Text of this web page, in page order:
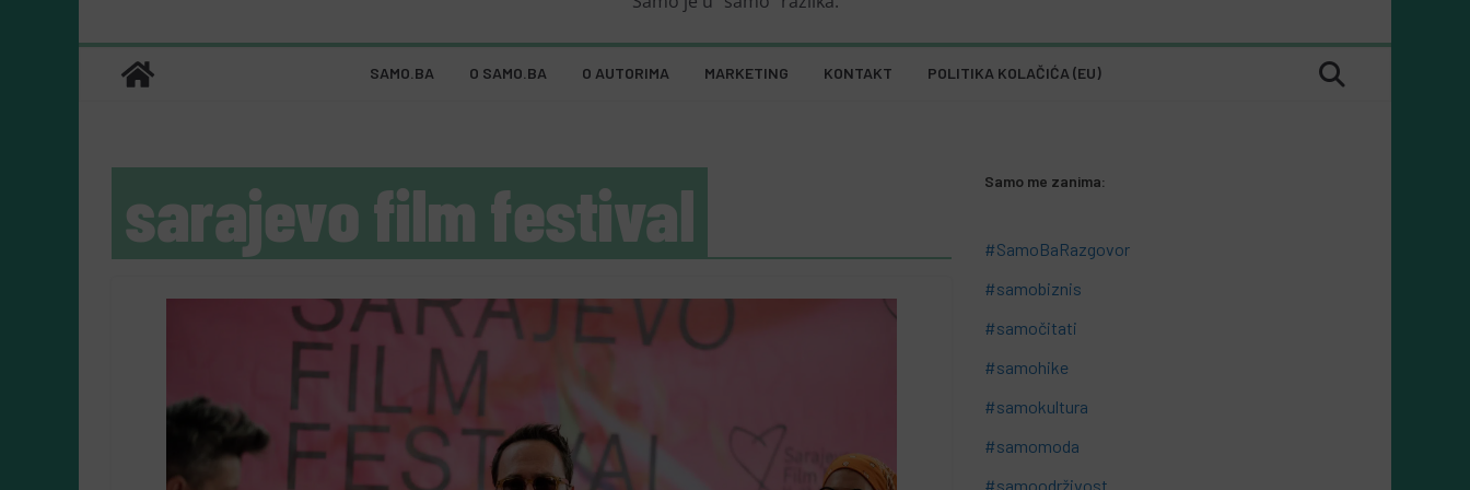
SAMO.BA O SAMO.BA O AUTORIMA MARKETING KONTAKT POLITIKA KOLAČIĆA (EU)
sarajevo film festival Samo me zanima:
#SamoBaRazgovor
#samobiznis
#samočitati
#samohike
#samokultura
#samomoda
#samoodrživost